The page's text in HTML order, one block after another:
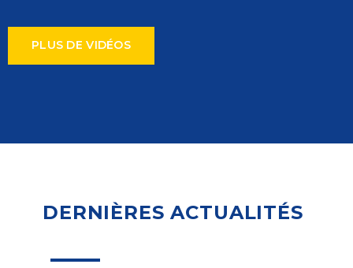
PLUS DE VIDÉOS
DERNIÈRES ACTUALITÉS